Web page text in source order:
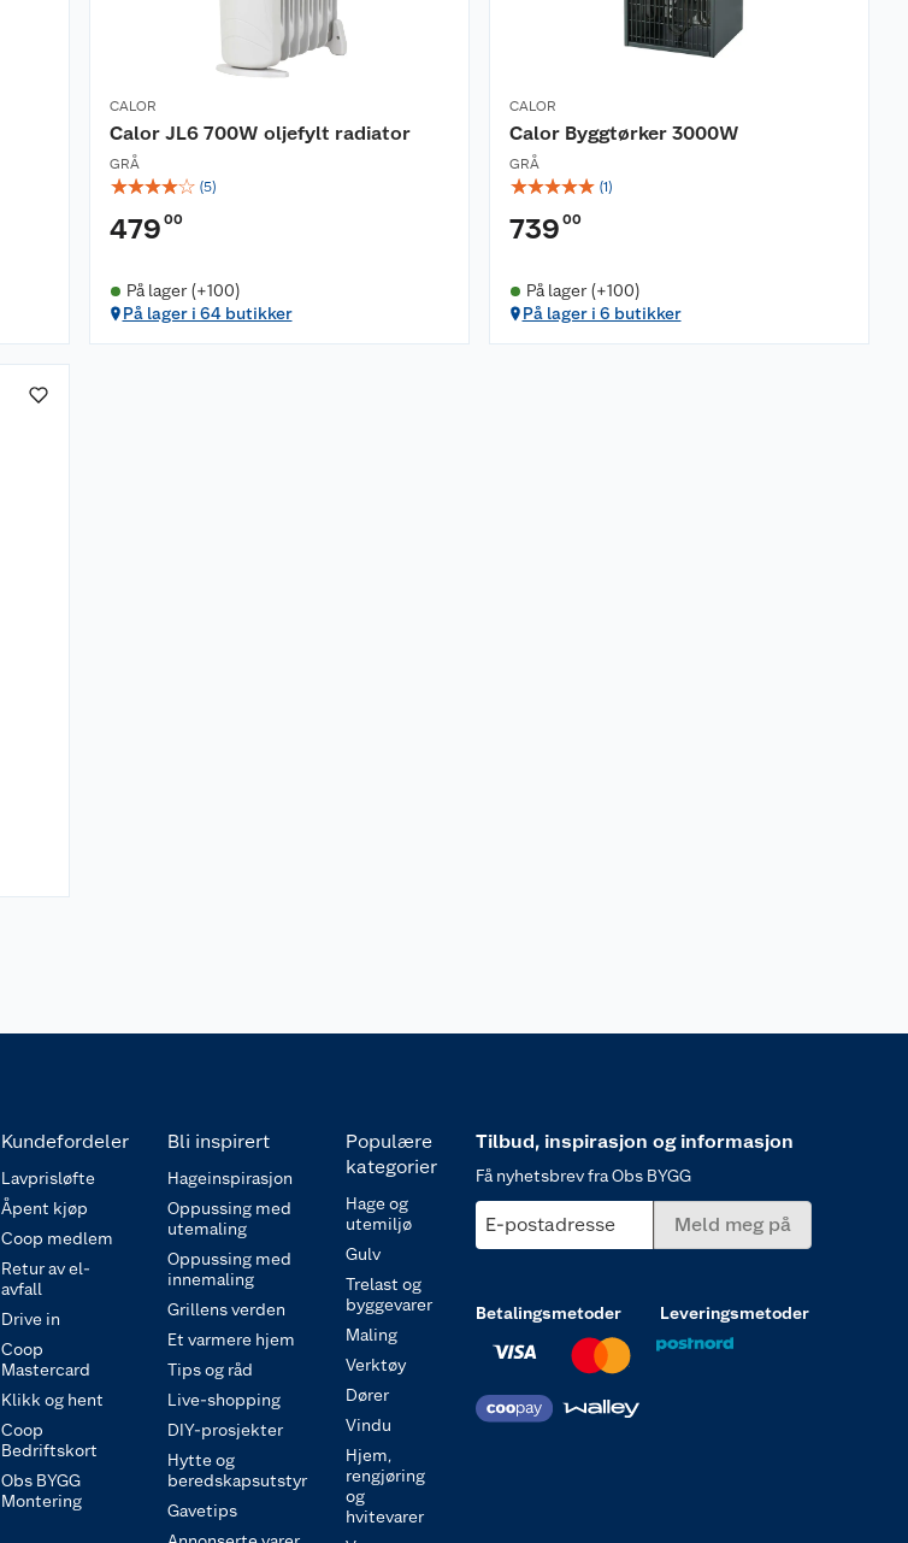
CALOR
Calor JL6 700W oljefylt radiator
GRÅ
☆☆☆☆☆ (5)
479 00
På lager (+100)
På lager i 64 butikker
CALOR
Calor Byggtørker 3000W
GRÅ
☆☆☆☆☆ (1)
739 00
På lager (+100)
På lager i 6 butikker
Kundefordeler
Lavprisløfte
Åpent kjøp
Coop medlem
Retur av el-
avfall
Drive in
Coop
Mastercard
Klikk og hent
Coop
Bedriftskort
Obs BYGG
Montering
Bli inspirert
Hageinspirasjon
Oppussing med
utemaling
Oppussing med
innemaling
Grillens verden
Et varmere hjem
Tips og råd
Live-shopping
DIY-prosjekter
Hytte og
beredskapsutstyr
Gavetips
Populære
kategorier
Hage og
utemiljø
Gulv
Trelast og
byggevarer
Maling
Verktøy
Dører
Vindu
Hjem,
rengjøring
og
hvitevarer
Tilbud, inspirasjon og informasjon
Få nyhetsbrev fra Obs BYGG
E-postadresse Meld meg på
Betalingsmetoder Leveringsmetoder